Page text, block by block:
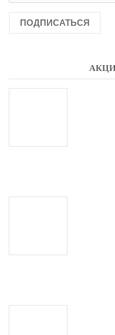
ПОДПИСАТЬСЯ